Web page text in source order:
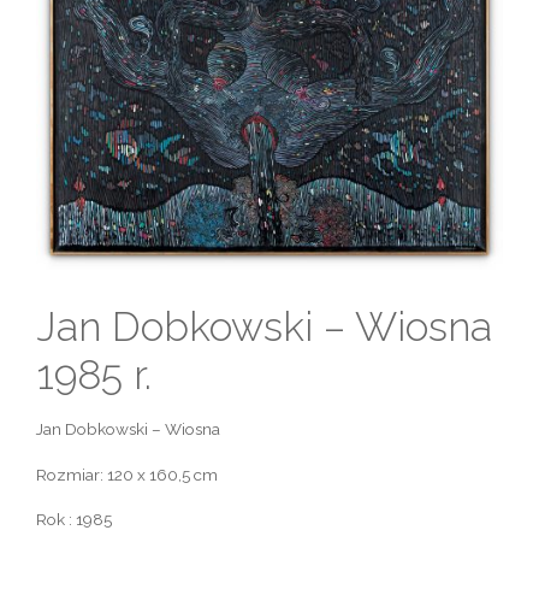
Jan Dobkowski – Wiosna
1985 r.
Jan Dobkowski – Wiosna
Rozmiar: 120 x 160,5 cm
Rok : 1985